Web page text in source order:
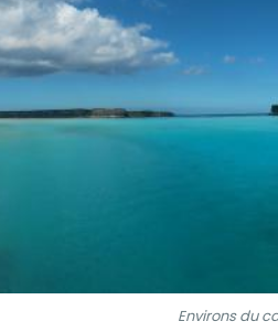
Environs du